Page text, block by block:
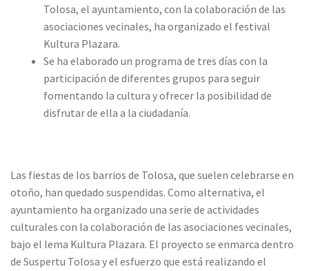
Tolosa, el ayuntamiento, con la colaboración de las
asociaciones vecinales, ha organizado el festival
Kultura Plazara.
Se ha elaborado un programa de tres días con la
participación de diferentes grupos para seguir
fomentando la cultura y ofrecer la posibilidad de
disfrutar de ella a la ciudadanía.
Las fiestas de los barrios de Tolosa, que suelen celebrarse en
otoño, han quedado suspendidas. Como alternativa, el
ayuntamiento ha organizado una serie de actividades
culturales con la colaboración de las asociaciones vecinales,
bajo el lema Kultura Plazara. El proyecto se enmarca dentro
de Suspertu Tolosa y el esfuerzo que está realizando el